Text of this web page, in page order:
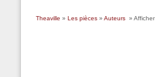
Theaville »Les pièces »Auteurs » Afficher